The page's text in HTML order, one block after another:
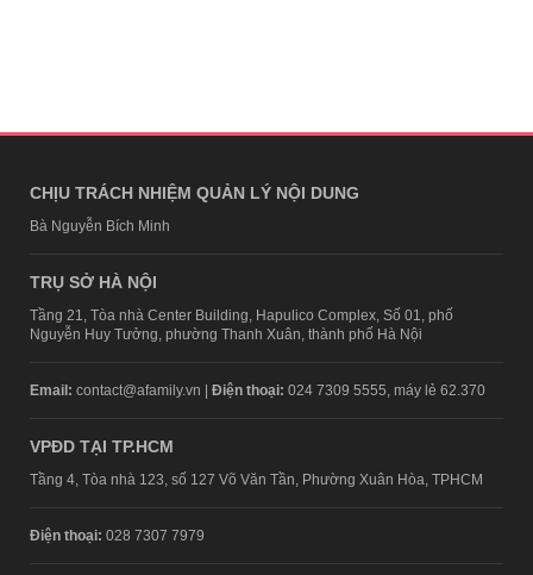
CHỊU TRÁCH NHIỆM QUẢN LÝ NỘI DUNG
Bà Nguyễn Bích Minh
TRỤ SỞ HÀ NỘI
Tầng 21, Tòa nhà Center Building, Hapulico Complex, Số 01, phố
Nguyễn Huy Tưởng, phường Thanh Xuân, thành phố Hà Nội
Email: contact@afamily.vn | Điện thoại: 024 7309 5555, máy lẻ 62.370
VPĐD TẠI TP.HCM
Tầng 4, Tòa nhà 123, số 127 Võ Văn Tần, Phường Xuân Hòa, TPHCM
Điện thoại: 028 7307 7979